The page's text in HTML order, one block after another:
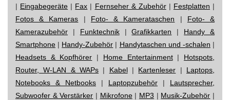
| Eingabegeräte | Fax | Fernseher & Zubehör| Festplatten |
Fotos & Kameras | Foto- & Kamerataschen | Foto- &
Kamerazubehör | Funktechnik|Grafikkarten | Handy &
Smartphone | Handy-Zubehör | Handytaschen und -schalen |
Headsets & Kopfhörer | Home Entertainment| Hotspots,
Router, W-LAN & WAPs | Kabel| Kartenleser | Laptops,
Notebooks & Netbooks | Laptopzubehör | Lautsprecher,
Subwoofer & Verstärker | Mikrofone| MP3 | Musik-Zubehör |